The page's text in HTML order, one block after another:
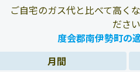
ご自宅のガス代と比べて高く
ださい
度会郡南伊勢町の
月間